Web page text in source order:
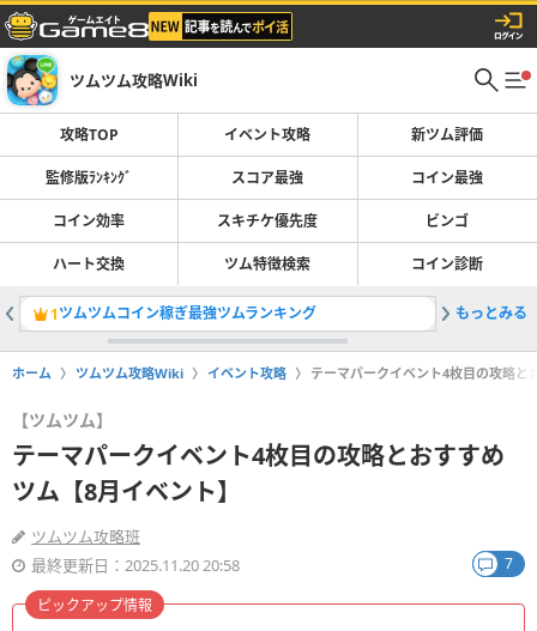
ツムツム攻略Wiki
攻略TOP イベント攻略 新ツム評価
監修版ﾗﾝｷﾝｸﾞ スコア最強 コイン最強
コイン効率 スキチケ優先度 ビンゴ
ハート交換 ツム特徴検索 コイン診断
1ツムツムコイン稼ぎ最強ツムランキング 2マリン
もっとみる
ホーム ツムツム攻略Wiki イベント攻略 テーマパークイベント4枚目の攻略と
【ツムツム】
テーマパークイベント4枚目の攻略とおすすめ
ツム【8月イベント】
ツムツム攻略班
最終更新日：2025.11.20 20:58
7
ピックアップ情報